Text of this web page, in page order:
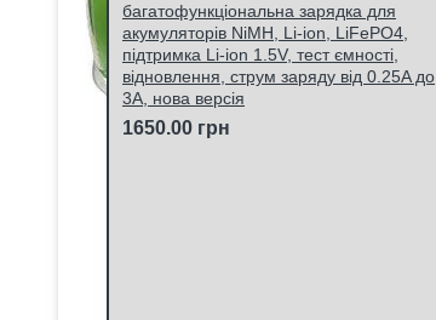
багатофункціональна зарядка для
акумуляторів NiMH, Li-ion, LiFePO4,
підтримка Li-ion 1.5V, тест ємності,
відновлення, струм заряду від 0.25A до
3A, нова версія
1650.00 грн